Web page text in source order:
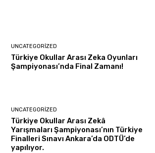
UNCATEGORIZED
Türkiye Okullar Arası Zeka Oyunları
Şampiyonası’nda Final Zamanı!
UNCATEGORIZED
Türkiye Okullar Arası Zekâ
Yarışmaları Şampiyonası’nın Türkiye
Finalleri Sınavı Ankara’da ODTÜ’de
yapılıyor.